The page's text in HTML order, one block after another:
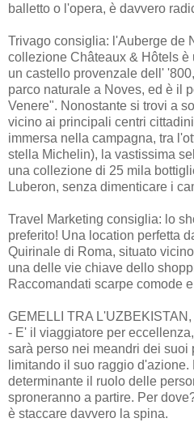
balletto o l'opera, è davvero
Trivago consiglia: l'Auberge de
collezione Châteaux & Hôtels è
un castello provenzale dell'
parco naturale a Noves, ed è il
Venere". Nonostante si trovi a
vicino ai principali centri
immersa nella campagna, tra
stella Michelin), la vastissima
una collezione di 25 mila
Luberon, senza dimenticare i
Travel Marketing consiglia: lo
preferito! Una location perfetta
Quirinale di Roma, situato
una delle vie chiave dello
Raccomandati scarpe comode
GEMELLI TRA
- E' il viaggiatore per
sarà perso nei meandri dei suoi
limitando il suo raggio d'azione.
determinante il ruolo delle
sproneranno a partire. Per
è staccare davvero la spina.